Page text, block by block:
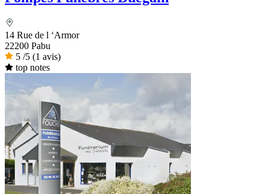
14 Rue de l ‘Armor
22200 Pabu
5 /5 (1 avis)
top notes